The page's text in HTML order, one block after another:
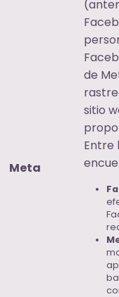
Meta
de
sitio
Entre